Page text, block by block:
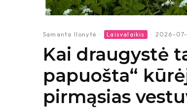
Samanta Ilonytė · Laisvalaikis · 2026-
Kai draugystė
papuošta“
pirmąsias